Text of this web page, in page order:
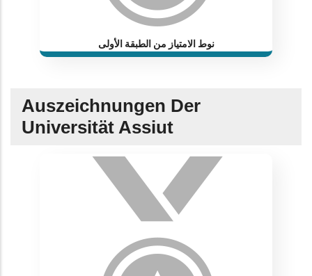
نوط الامتياز من الطبقة الأولى
Auszeichnungen Der
Universität Assiut